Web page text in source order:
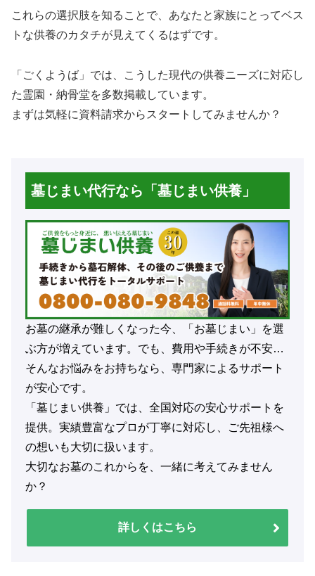
これらの選択肢を知ることで、あなたと家族にとってベス
トな供養のカタチが見えてくるはずです。
「ごくようば」では、こうした現代の供養ニーズに対応し
た霊園・納骨堂を多数掲載しています。
まずは気軽に資料請求からスタートしてみませんか？
墓じまい代行なら「墓じまい供養」
お墓の継承が難しくなった今、「お墓じまい」を選
ぶ方が増えています。でも、費用や手続きが不安…
そんなお悩みをお持ちなら、専門家によるサポート
が安心です。
「墓じまい供養」では、全国対応の安心サポートを
提供。実績豊富なプロが丁寧に対応し、ご先祖様へ
の想いも大切に扱います。
大切なお墓のこれからを、一緒に考えてみません
か？
詳しくはこちら